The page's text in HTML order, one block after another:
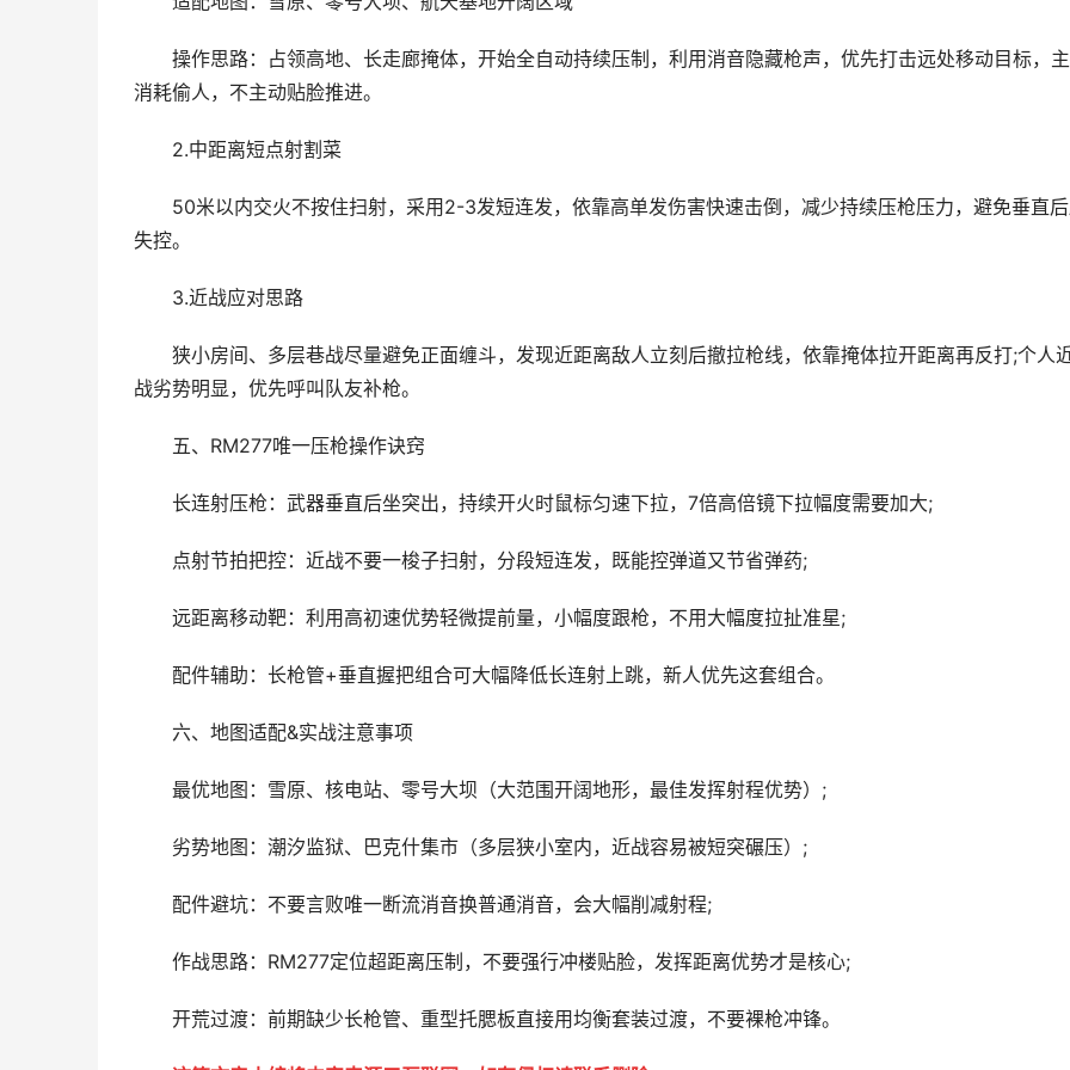
操作思路：占领高地、长走廊掩体，开始全自动持续压制，利用消音隐藏枪声，优先打击远处移动目标，
消耗偷人，不主动贴脸推进。
2.中距离短点射割菜
50米以内交火不按住扫射，采用2-3发短连发，依靠高单发伤害快速击倒，减少持续压枪压力，避免垂直
失控。
3.近战应对思路
狭小房间、多层巷战尽量避免正面缠斗，发现近距离敌人立刻后撤拉枪线，依靠掩体拉开距离再反打;个人
战劣势明显，优先呼叫队友补枪。
五、RM277唯一压枪操作诀窍
长连射压枪：武器垂直后坐突出，持续开火时鼠标匀速下拉，7倍高倍镜下拉幅度需要加大;
点射节拍把控：近战不要一梭子扫射，分段短连发，既能控弹道又节省弹药;
远距离移动靶：利用高初速优势轻微提前量，小幅度跟枪，不用大幅度拉扯准星;
配件辅助：长枪管+垂直握把组合可大幅降低长连射上跳，新人优先这套组合。
六、地图适配&实战注意事项
最优地图：雪原、核电站、零号大坝（大范围开阔地形，最佳发挥射程优势）;
劣势地图：潮汐监狱、巴克什集市（多层狭小室内，近战容易被短突碾压）;
配件避坑：不要言败唯一断流消音换普通消音，会大幅削减射程;
作战思路：RM277定位超距离压制，不要强行冲楼贴脸，发挥距离优势才是核心;
开荒过渡：前期缺少长枪管、重型托腮板直接用均衡套装过渡，不要裸枪冲锋。